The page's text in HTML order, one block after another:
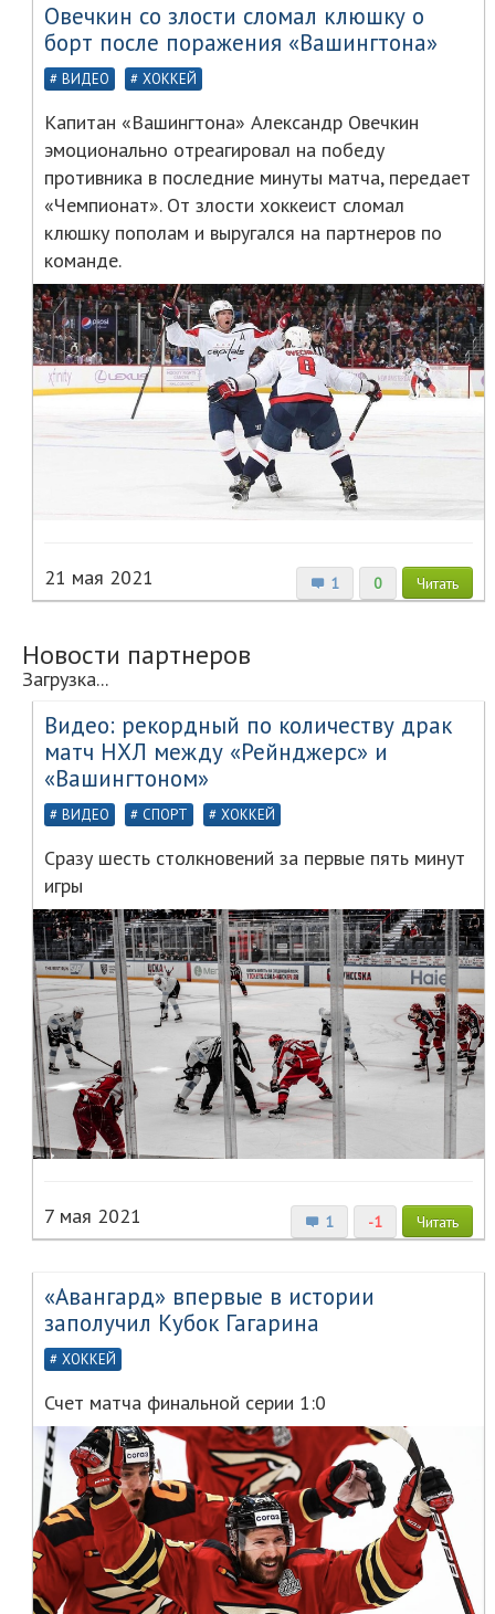
Овечкин со злости сломал клюшку о
борт после поражения «Вашингтона»
ВИДЕО ХОККЕЙ
Капитан «Вашингтона» Александр Овечкин
эмоционально отреагировал на победу
противника в последние минуты матча, передает
«Чемпионат». От злости хоккеист сломал
клюшку пополам и выругался на партнеров по
команде.
1 0 Читать
21 мая 2021
Новости партнеров
Загрузка...
Видео: рекордный по количеству драк
матч НХЛ между «Рейнджерс» и
«Вашингтоном»
ВИДЕО СПОРТ ХОККЕЙ
Сразу шесть столкновений за первые пять минут
игры
1 -1 Читать
7 мая 2021
«Авангард» впервые в истории
заполучил Кубок Гагарина
ХОККЕЙ
Счет матча финальной серии 1:0